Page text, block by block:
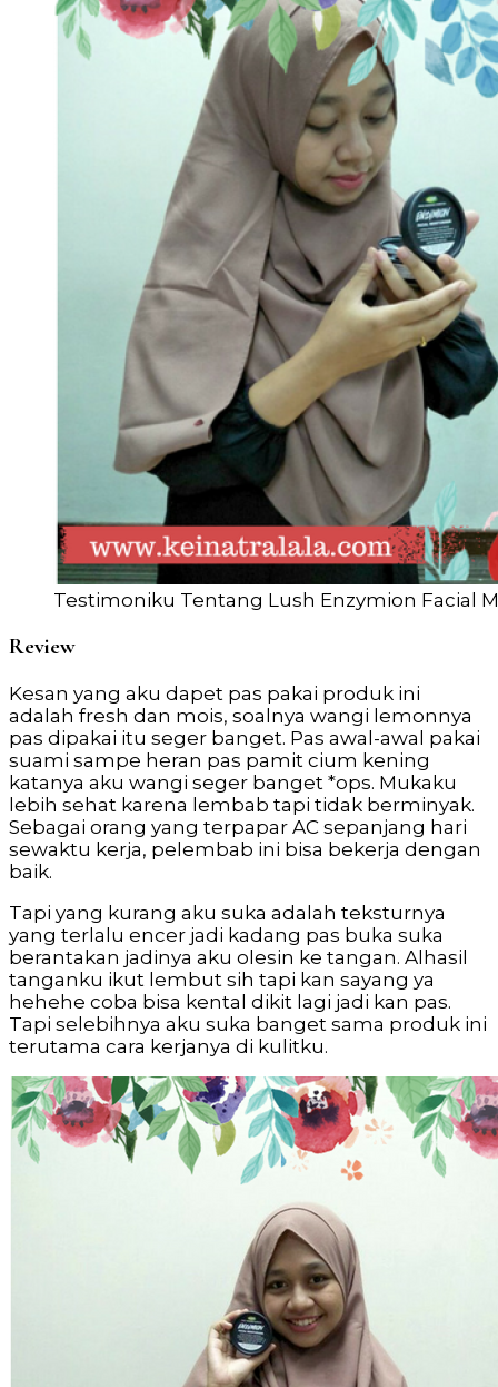
Testimoniku Tentang Lush Enzymion Facial
Review
Kesan yang aku dapet pas pakai produk ini
adalah fresh dan mois, soalnya wangi lemonnya
pas dipakai itu seger banget. Pas awal-awal pakai
suami sampe heran pas pamit cium kening
katanya aku wangi seger banget *ops. Mukaku
lebih sehat karena lembab tapi tidak berminyak.
Sebagai orang yang terpapar AC sepanjang hari
sewaktu kerja, pelembab ini bisa bekerja dengan
baik.
Tapi yang kurang aku suka adalah teksturnya
yang terlalu encer jadi kadang pas buka suka
berantakan jadinya aku olesin ke tangan. Alhasil
tanganku ikut lembut sih tapi kan sayang ya
hehehe coba bisa kental dikit lagi jadi kan pas.
Tapi selebihnya aku suka banget sama produk ini
terutama cara kerjanya di kulitku.